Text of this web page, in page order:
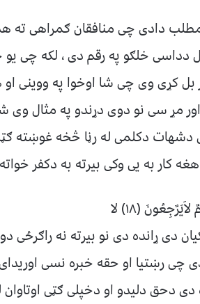
دادی چی منافقان ګمراهی ته
دداسی خلګو په رقم دی ، لکه چی
کړی وی چی شا اوخوا په ووینی
مړ سی نو دوی دړندو په مثال وی
دشهات دکلمی له رڼا څخه غوښته
کار به یی وکی بیرته به دکفر خواته
(۱۸) لا
دی ړانده دی نو بیرته نه راګرځی
چی رښتیا او حقه خبره نسی
دی دحق دلیدو او دخپلی ګټی